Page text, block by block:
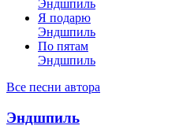
Эндшпиль
Я подарю
Эндшпиль
По пятам
Эндшпиль
Все песни автора
Эндшпиль